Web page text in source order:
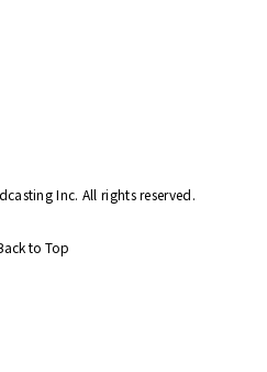
Inc. All rights reserved.
to Top